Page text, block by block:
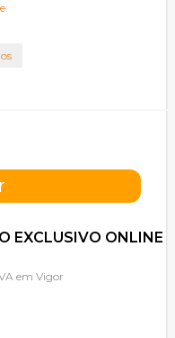
EXCLUSIVO ONLINE
em Vigor